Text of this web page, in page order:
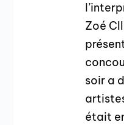
Zoé
soir a
était